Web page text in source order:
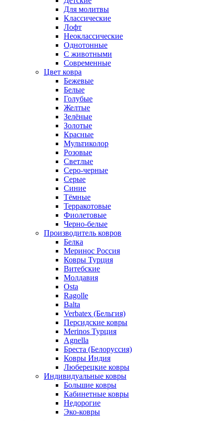
Для молитвы
Классические
Лофт
Неоклассические
Однотонные
С животными
Современные
Цвет ковра
Бежевые
Белые
Голубые
Желтые
Зелёные
Золотые
Красные
Мультиколор
Розовые
Светлые
Серо-черные
Серые
Синие
Тёмные
Терракотовые
Фиолетовые
Черно-белые
Производитель ковров
Белка
Меринос Россия
Ковры Турция
Витебские
Молдавия
Osta
Ragolle
Balta
Verbatex (Бельгия)
Персидские ковры
Merinos Турция
Agnella
Бреста (Белоруссия)
Ковры Индия
Люберецкие ковры
Индивидуальные ковры
Большие ковры
Кабинетные ковры
Недорогие
Эко-ковры